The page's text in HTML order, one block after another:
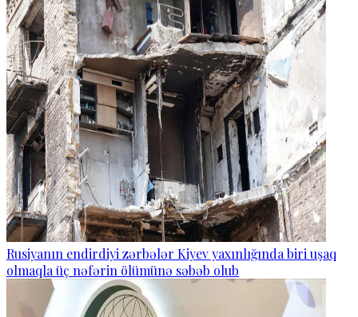
Rusiyanın endirdiyi zərbələr Kiyev yaxınlığında biri uşaq
olmaqla üç nəfərin ölümünə səbəb olub